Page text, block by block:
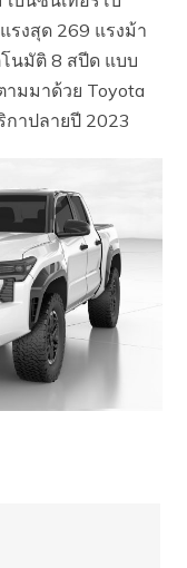
รงสุด 269 แรงม้า
นมัติ 8 สปีด แบบ
มมาด้วย Toyota
กาปลายปี 2023